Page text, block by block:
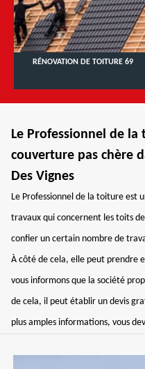
RÉNOVATION DE TOITURE 69
Le Professionnel de
couverture pas chère
Des Vignes
Le Professionnel de la toiture est
travaux qui concernent les toits
confier un certain nombre de
À côté de cela, elle peut prendre
vous informons que la société
de cela, il peut établir un devis
plus amples informations, vous